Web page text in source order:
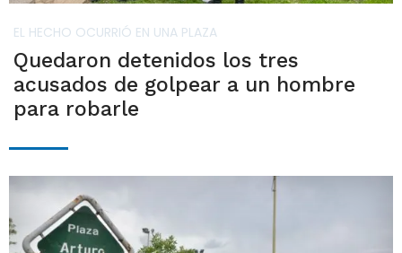
EL HECHO OCURRIÓ EN UNA PLAZA
Quedaron detenidos los tres
acusados de golpear a un hombre
para robarle